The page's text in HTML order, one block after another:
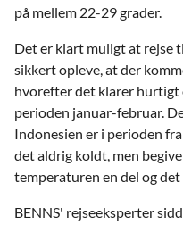
på mellem 22-29 grader.
Det er klart muligt at rejse
sikkert opleve, at der
hvorefter det klarer hurtigt
perioden januar-februar.
Indonesien er i perioden
det aldrig koldt, men
temperaturen en del og
BENNS' rejseeksperter